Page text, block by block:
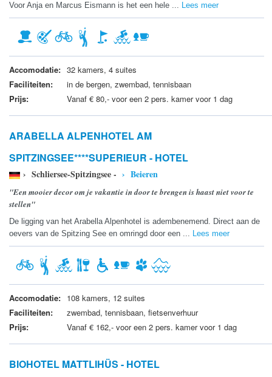
Voor Anja en Marcus Eismann is het een hele ... Lees meer
Accomodatie: 32 kamers, 4 suites
Faciliteiten:
in de bergen, zwembad, tennisbaan
Prijs:
Vanaf € 80,- voor een 2 pers. kamer voor 1 dag
ARABELLA ALPENHOTEL AM
SPITZINGSEE****SUPERIEUR - HOTEL
› Schliersee-Spitzingsee - › Beieren
"Een mooier decor om je vakantie in door te brengen is haast niet voor te
stellen"
De ligging van het Arabella Alpenhotel is adembenemend. Direct aan de
oevers van de Spitzing See en omringd door een ... Lees meer
Accomodatie: 108 kamers, 12 suites
Faciliteiten:
zwembad, tennisbaan, fietsenverhuur
Prijs:
Vanaf € 162,- voor een 2 pers. kamer voor 1 dag
BIOHOTEL MATTLIHÜS - HOTEL